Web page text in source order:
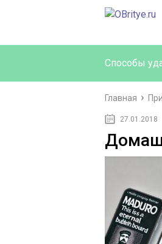
Способы
Главная
27.01.2018